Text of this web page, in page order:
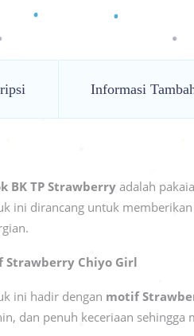
Informasi
BK TP Strawberry adalah
ini dirancang untuk
Strawberry Chiyo Girl
ini hadir dengan motif
dan penuh keceriaan